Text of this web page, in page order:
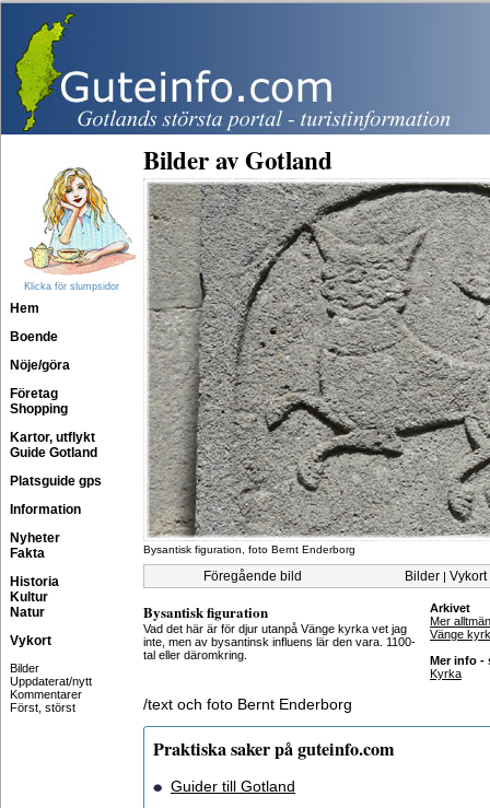
Klicka för slumpsidor
Hem
Boende
Nöje/göra
Företag
Shopping
Kartor, utflykt
Guide Gotland
Platsguide gps
Information
Nyheter
Fakta
Historia
Kultur
Natur
Vykort
Bilder
Uppdaterat/nytt
Kommentarer
Först, störst
Bilder av Gotland
Bysantisk figuration, foto Bernt Enderborg
Föregående bild Bilder| Vykort
Bysantisk figuration
Vad det här är för djur utanpå Vänge kyrka vet jag
inte, men av bysantinsk influens lär den vara. 1100-
tal eller däromkring.
Arkivet
Mer
Vänge
Mer info -
Kyrka
/text och foto Bernt Enderborg
Praktiska saker på guteinfo.com
Guider till Gotland